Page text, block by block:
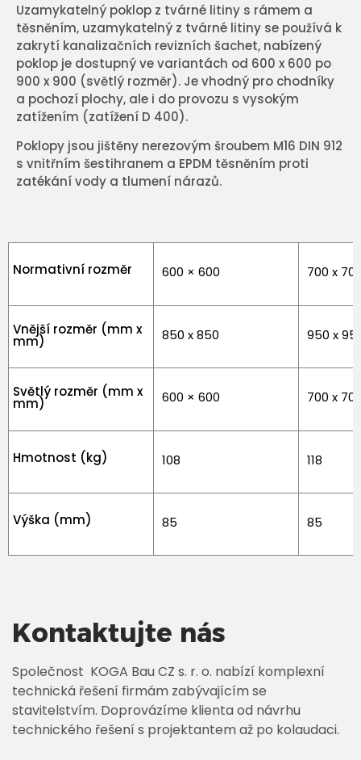
Uzamykatelný poklop z tvárné litiny s rámem a
těsněním, uzamykatelný z tvárné litiny se používá k
zakrytí kanalizačních revizních šachet, nabízený
poklop je dostupný ve variantách od 600 x 600 po
900 x 900 (světlý rozměr). Je vhodný pro chodníky
a pochozí plochy, ale i do provozu s vysokým
zatížením (zatížení D 400).
Poklopy jsou jištěny nerezovým šroubem M16 DIN 912
s vnitřním šestihranem a EPDM těsněním proti
zatékání vody a tlumení nárazů.
Normativní rozměr 600 × 600 700 x
Vnější rozměr (mm x
mm) 850 x 850 950 x
Světlý rozměr (mm x
mm) 600 × 600 700 x
Hmotnost (kg) 108 118
Výška (mm) 85 85
Kontaktujte nás
Společnost KOGA Bau CZ s. r. o. nabízí komplexní
technická řešení firmám zabývajícím se
stavitelstvím. Doprovázíme klienta od návrhu
technického řešení s projektantem až po kolaudaci.